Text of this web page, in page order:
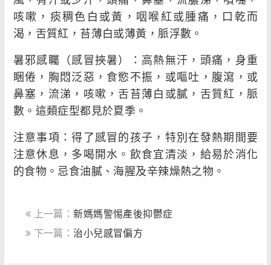
咳嗽，痰稠色白或黃，咽喉紅或腫痛，口乾而
渴，舌質紅，苔薄白或薄黃，脈浮數。
暑邪感矚（感冒挾暑）：高熱無汗，頭痛，身重
睏倦，胸悶泛惡，食慾不振，或嘔吐，腹瀉，或
鼻塞，流涕，咳嗽，舌苔薄白或膩，舌質紅，脈
數。這類症型都見於夏季。
注意事項：得了感冒的孩子，特別在發熱期間要
注意休息，多喝開水。飲食宜清淡，給易於消化
的食物。忌食油膩、海腥及辛辣燥熱之物。
上一篇：新媽媽警惕產後抑鬱症
下一篇： 治小兒感冒偏方